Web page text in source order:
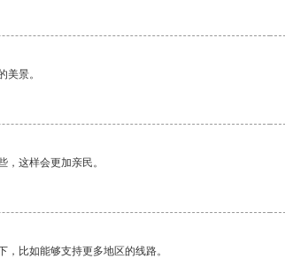
美景。
这样会更加亲民。
比如能够支持更多地区的线路。